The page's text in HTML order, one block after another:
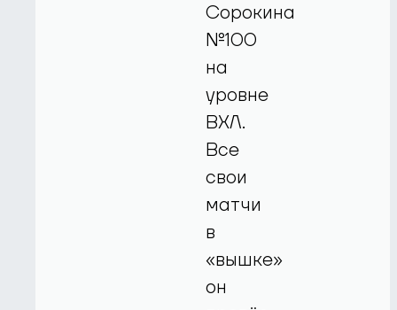
Сорокина
№100
на
уровне
ВХЛ.
Все
свои
матчи
в
«вышке»
он